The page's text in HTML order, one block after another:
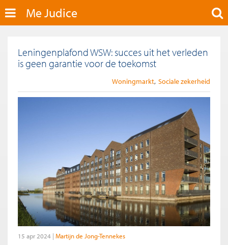
Me Judice
Leningenplafond WSW: succes uit het verleden
is geen garantie voor de toekomst
Woningmarkt Sociale zekerheid
15 apr 2024 Martijn de Jong-Tennekes